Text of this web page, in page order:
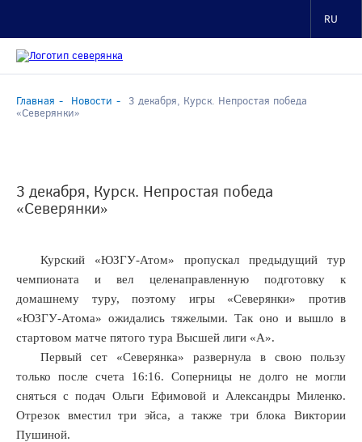
RU
Главная Новости
3 декабря, Курск. Непростая победа
«Северянки»
3 декабря, Курск. Непростая победа
«Северянки»
Курский «ЮЗГУ-Атом» пропускал предыдущий тур
чемпионата и вел целенаправленную подготовку к
домашнему туру, поэтому игры «Северянки» против
«ЮЗГУ-Атома» ожидались тяжелыми. Так оно и вышло в
стартовом матче пятого тура Высшей лиги «А».
Первый сет «Северянка» развернула в свою пользу
только после счета 16:16. Соперницы не долго не могли
сняться с подач Ольги Ефимовой и Александры Миленко.
Отрезок вместил три эйса, а также три блока Виктории
Пушиной.